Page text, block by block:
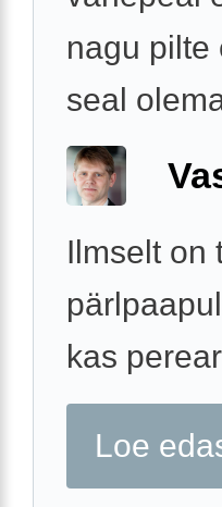
nagu pilte
seal
Ilmselt on
kas
Loe